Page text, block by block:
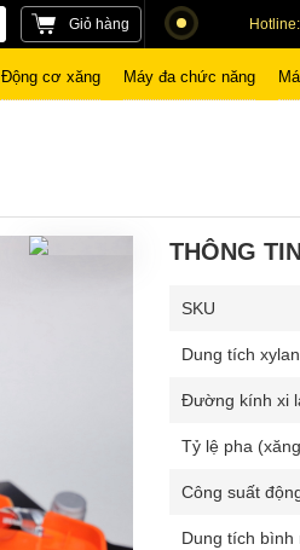
Giỏ hàng Hotline:
Động cơ xăng Máy đa chức năng
THÔNG
SKU
Dung tích
Đường kính xi
Tỷ lệ pha
Công suất
Dung tích bình